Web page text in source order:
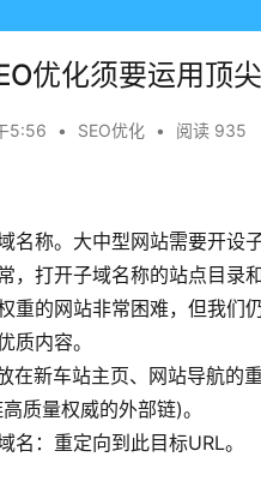
优化须要运用顶
5:56 • SEO优化 • 阅读 935
名称。大中型网站需要开设
，打开子域名称的站点目
重的网站非常困难，但我们
质内容。
在新车站主页、网站导航的
质量权威的外部链)。
：重定向到此目标URL。